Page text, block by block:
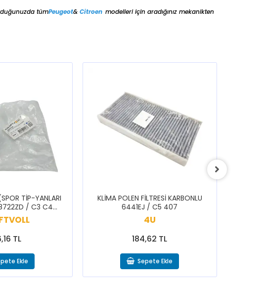
tümPeugeot& Citroen modelleri için aradığınız mekanikten
TİP-YANLARI
/ C3 C4
308 3008
RİFTER
TL
Ekle
KLİMA POLEN FİLTRESİ KARBONLU
6441EJ / C5 407
4U
184,62 TL
Sepete Ekle